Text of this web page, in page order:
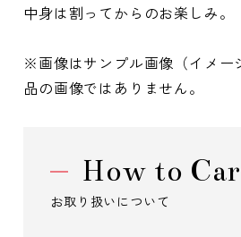
中身は割ってからのお楽しみ。
※画像はサンプル画像（イメー
品の画像ではありません。
How to
お取り扱いについて